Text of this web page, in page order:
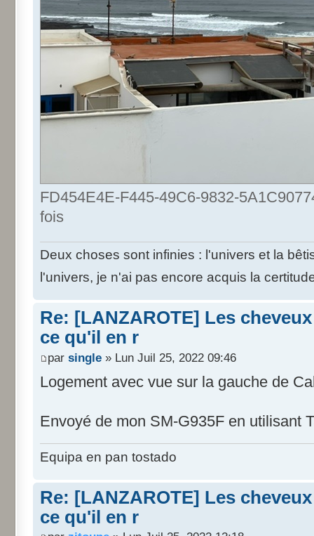
FD454E4E-F445-49C6-9832-
fois
Deux choses sont infinies : l'univers et la
l'univers, je n'ai pas encore acquis la
Re: [LANZAROTE] Les
ce qu'il en r
par single » Lun Juil 25, 2022 09:46
Logement avec vue sur la gauche de
Envoyé de mon SM-G935F en utilisant
Equipa en pan tostado
Re: [LANZAROTE] Les
ce qu'il en r